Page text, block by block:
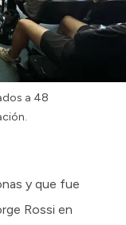
a 48
y que fue
Rossi en